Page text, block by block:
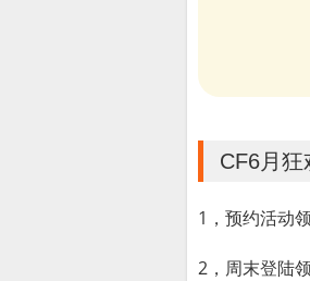
CF6月狂
1，预约活动
2，周末登陆